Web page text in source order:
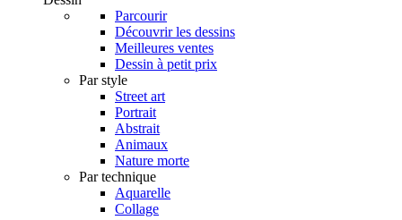
Parcourir
Découvrir les dessins
Meilleures ventes
Dessin à petit prix
Par style
Street art
Portrait
Abstrait
Animaux
Nature morte
Par technique
Aquarelle
Collage